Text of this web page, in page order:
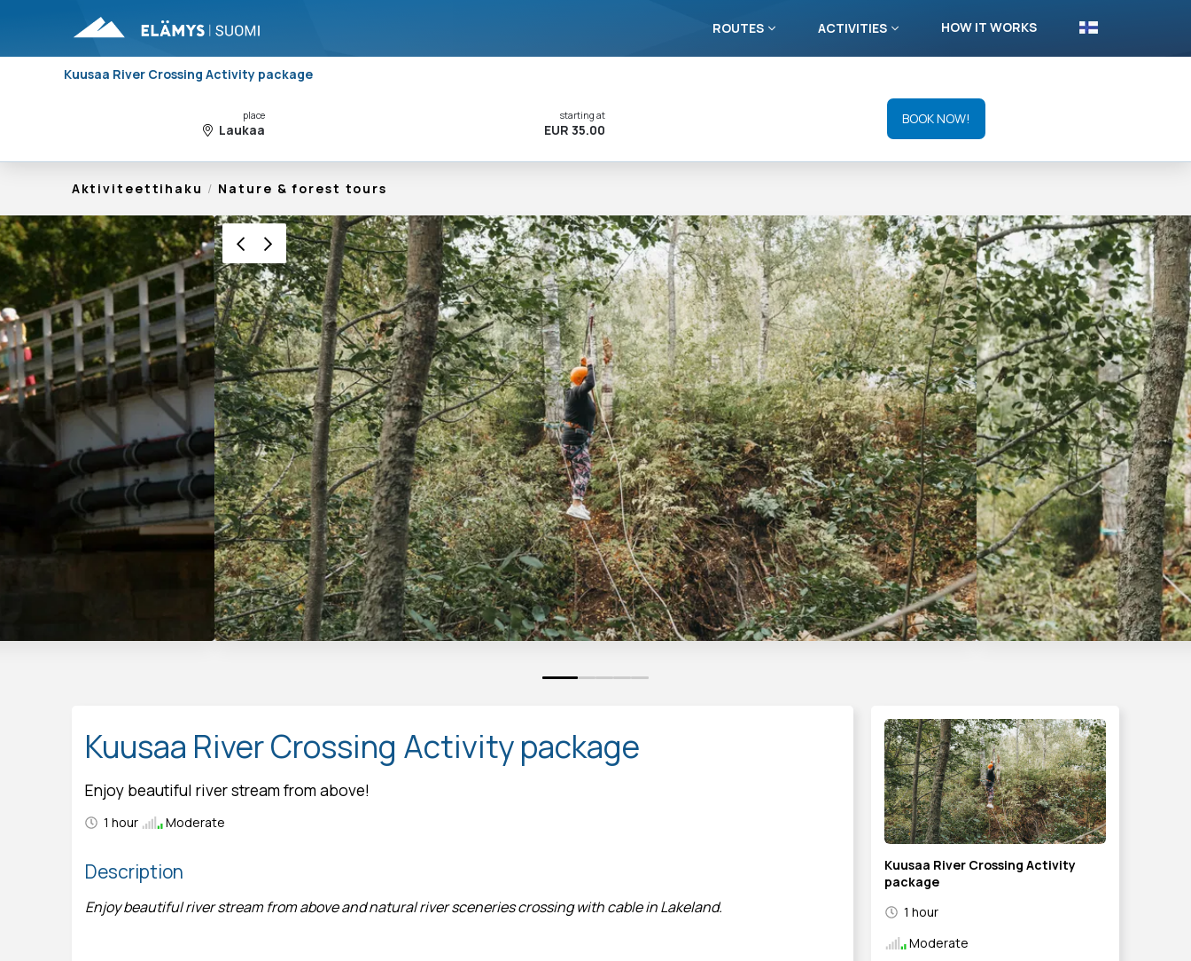
ROUTES ACTIVITIES HOW IT WORKS
Kuusaa River Crossing Activity package
place
Laukaa
starting at
EUR 35.00
BOOK NOW!
Aktiviteettihaku / Nature & forest tours
0 1 2 3 4
Kuusaa River Crossing Activity package
Enjoy beautiful river stream from above!
1 hour Moderate
Description
Enjoy beautiful river stream from above and natural river sceneries crossing with cable in Lakeland.
Kuusaa River Crossing Activity
package
1 hour
Moderate